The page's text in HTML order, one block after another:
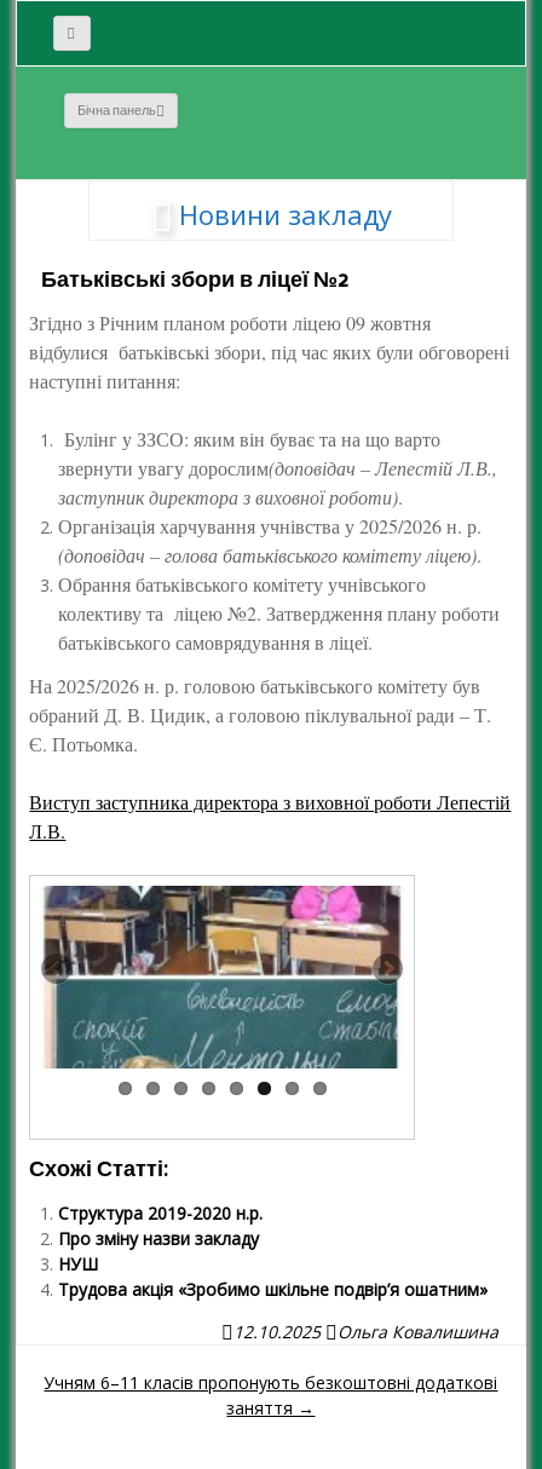
Бічна панель
Новини закладу
Батьківські збори в ліцеї №2
Згідно з Річним планом роботи ліцею 09 жовтня
відбулися батьківські збори, під час яких були обговорені
наступні питання:
Булінг у ЗЗСО: яким він буває та на що варто
звернути увагу дорослим(доповідач – Лепестій Л.В.,
заступник директора з виховної роботи).
Організація харчування учнівства у 2025/2026 н. р.
(доповідач – голова батьківського комітету ліцею).
Обрання батьківського комітету учнівського
колективу та ліцею №2. Затвердження плану роботи
батьківського самоврядування в ліцеї.
На 2025/2026 н. р. головою батьківського комітету був
обраний Д. В. Цидик, а головою піклувальної ради – Т.
Є. Потьомка.
Виступ заступника директора з виховної роботи Лепестій
Л.В.
Схожі Статті:
Структура 2019-2020 н.р.
Про зміну назви закладу
НУШ
Трудова акція «Зробимо шкільне подвір’я ошатним»
12.10.2025
Ольга Ковалишина
Навігація повідомленням
Учням 6–11 класів пропонують безкоштовні додаткові
заняття →